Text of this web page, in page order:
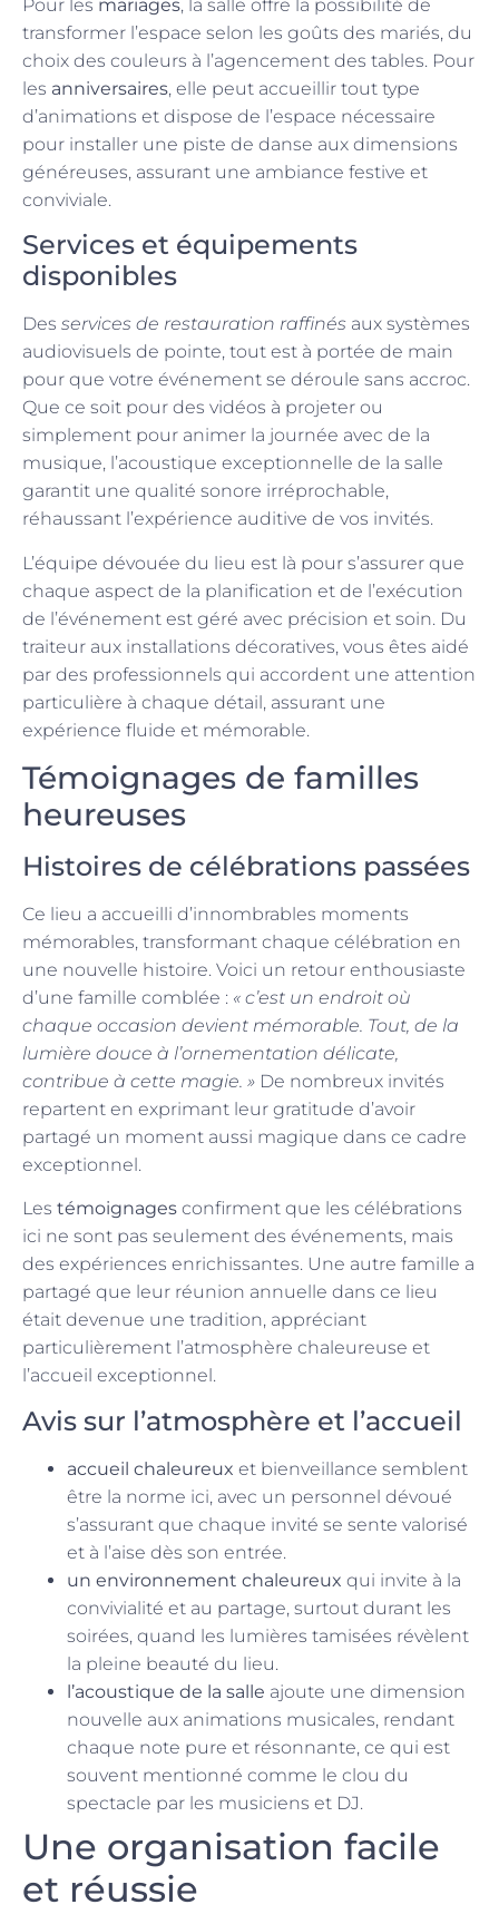
Pour les mariages, la salle offre la possibilité de
transformer l’espace selon les goûts des mariés, du
choix des couleurs à l’agencement des tables. Pour
les anniversaires, elle peut accueillir tout type
d’animations et dispose de l’espace nécessaire
pour installer une piste de danse aux dimensions
généreuses, assurant une ambiance festive et
conviviale.
Services et équipements
disponibles
Des services de restauration raffinés aux systèmes
audiovisuels de pointe, tout est à portée de main
pour que votre événement se déroule sans accroc.
Que ce soit pour des vidéos à projeter ou
simplement pour animer la journée avec de la
musique, l’acoustique exceptionnelle de la salle
garantit une qualité sonore irréprochable,
réhaussant l’expérience auditive de vos invités.
L’équipe dévouée du lieu est là pour s’assurer que
chaque aspect de la planification et de l’exécution
de l’événement est géré avec précision et soin. Du
traiteur aux installations décoratives, vous êtes aidé
par des professionnels qui accordent une attention
particulière à chaque détail, assurant une
expérience fluide et mémorable.
Témoignages de familles
heureuses
Histoires de célébrations passées
Ce lieu a accueilli d’innombrables moments
mémorables, transformant chaque célébration en
une nouvelle histoire. Voici un retour enthousiaste
d’une famille comblée : « c’est un endroit où
chaque occasion devient mémorable. Tout, de la
lumière douce à l’ornementation délicate,
contribue à cette magie. » De nombreux invités
repartent en exprimant leur gratitude d’avoir
partagé un moment aussi magique dans ce cadre
exceptionnel.
Les témoignages confirment que les célébrations
ici ne sont pas seulement des événements, mais
des expériences enrichissantes. Une autre famille a
partagé que leur réunion annuelle dans ce lieu
était devenue une tradition, appréciant
particulièrement l’atmosphère chaleureuse et
l’accueil exceptionnel.
Avis sur l’atmosphère et l’accueil
accueil chaleureux et bienveillance semblent
être la norme ici, avec un personnel dévoué
s’assurant que chaque invité se sente valorisé
et à l’aise dès son entrée.
un environnement chaleureux qui invite à la
convivialité et au partage, surtout durant les
soirées, quand les lumières tamisées révèlent
la pleine beauté du lieu.
l’acoustique de la salle ajoute une dimension
nouvelle aux animations musicales, rendant
chaque note pure et résonnante, ce qui est
souvent mentionné comme le clou du
spectacle par les musiciens et DJ.
Une organisation facile
et réussie